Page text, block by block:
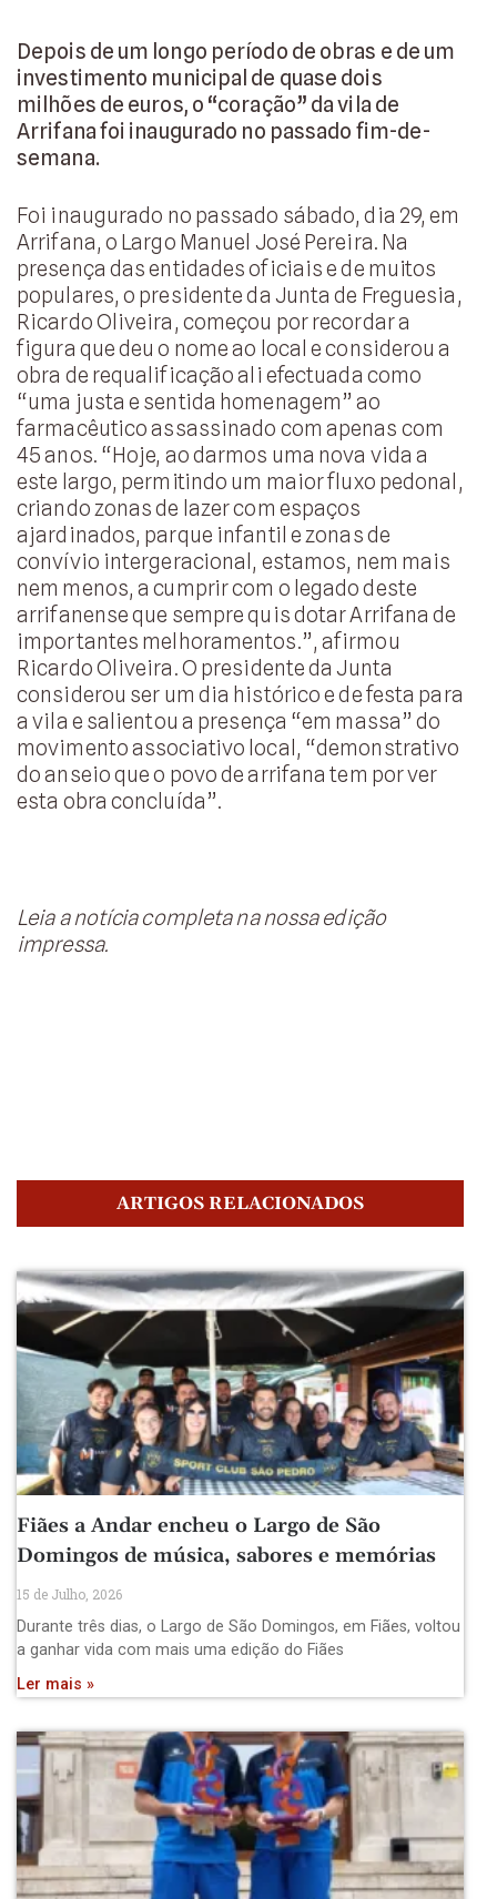
Depois de um longo período de obras e de um
investimento municipal de quase dois
milhões de euros, o “coração” da vila de
Arrifana foi inaugurado no passado fim-de-
semana.
Foi inaugurado no passado sábado, dia 29, em
Arrifana, o Largo Manuel José Pereira. Na
presença das entidades oficiais e de muitos
populares, o presidente da Junta de Freguesia,
Ricardo Oliveira, começou por recordar a
figura que deu o nome ao local e considerou a
obra de requalificação ali efectuada como
“uma justa e sentida homenagem” ao
farmacêutico assassinado com apenas com
45 anos. “Hoje, ao darmos uma nova vida a
este largo, permitindo um maior fluxo pedonal,
criando zonas de lazer com espaços
ajardinados, parque infantil e zonas de
convívio intergeracional, estamos, nem mais
nem menos, a cumprir com o legado deste
arrifanense que sempre quis dotar Arrifana de
importantes melhoramentos.”, afirmou
Ricardo Oliveira. O presidente da Junta
considerou ser um dia histórico e de festa para
a vila e salientou a presença “em massa” do
movimento associativo local, “demonstrativo
do anseio que o povo de arrifana tem por ver
esta obra concluída”.
Leia a notícia completa na nossa edição
impressa.
ARTIGOS RELACIONADOS
Fiães a Andar encheu o Largo de São
Domingos de música, sabores e memórias
15 de Julho, 2026
Durante três dias, o Largo de São Domingos, em Fiães, voltou
a ganhar vida com mais uma edição do Fiães
Ler mais »